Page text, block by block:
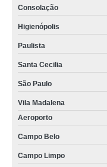
oxigenoterapia alto fluxo e
clínica que faz
oxigenoterapia para
oxigenoterapia alto fluxo
traqueostomia
oxigenoterapia tratamento
Consolação
Higienópolis
Paulista
Santa Cecilia
São Paulo
Vila Madalena
Aeroporto
Campo Belo
Campo Limpo